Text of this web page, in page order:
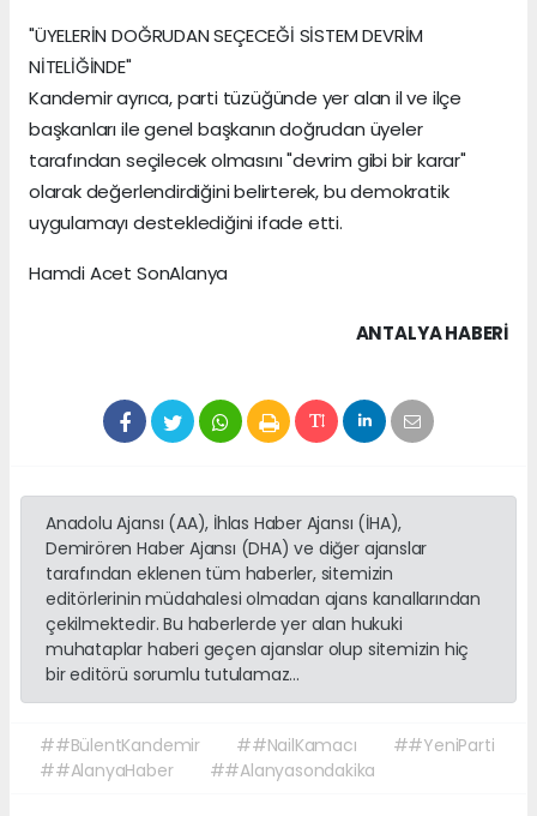
"ÜYELERİN DOĞRUDAN SEÇECEĞİ SİSTEM DEVRİM
NİTELİĞİNDE"
Kandemir ayrıca, parti tüzüğünde yer alan il ve ilçe
başkanları ile genel başkanın doğrudan üyeler
tarafından seçilecek olmasını "devrim gibi bir karar"
olarak değerlendirdiğini belirterek, bu demokratik
uygulamayı desteklediğini ifade etti.
Hamdi Acet SonAlanya
ANTALYA HABERİ
Anadolu Ajansı (AA), İhlas Haber Ajansı (İHA),
Demirören Haber Ajansı (DHA) ve diğer ajanslar
tarafından eklenen tüm haberler, sitemizin
editörlerinin müdahalesi olmadan ajans kanallarından
çekilmektedir. Bu haberlerde yer alan hukuki
muhataplar haberi geçen ajanslar olup sitemizin hiç
bir editörü sorumlu tutulamaz...
##BülentKandemir ##NailKamacı
##YeniParti
##AlanyaHaber
##Alanyasondakika